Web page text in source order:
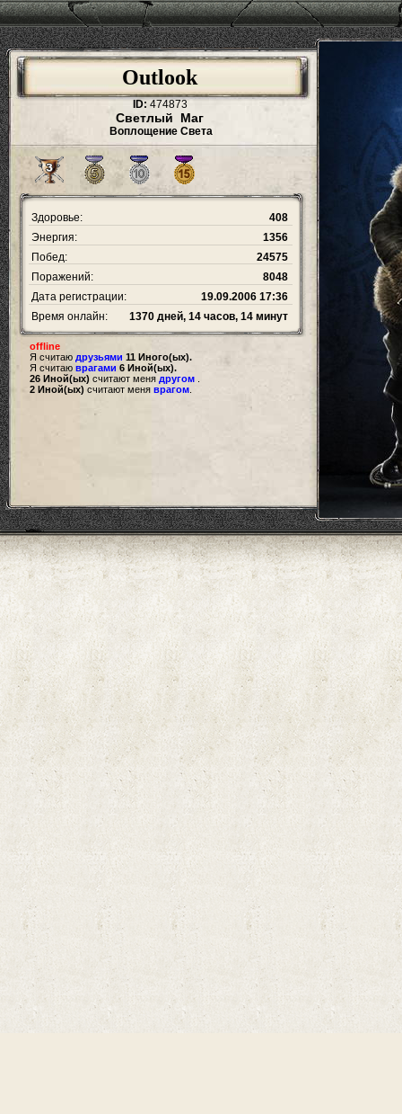
Outlook
ID: 474873
Светлый Маг
Воплощение Света
Здоровье:
408
Энергия:
1356
Побед:
24575
Поражений:
8048
Дата регистрации:
19.09.2006 17:36
Время онлайн:
1370 дней, 14 часов, 14 минут
offline
Я считаю друзьями 11 Иного(ых).
Я считаю врагами 6 Иной(ых).
26 Иной(ых) считают меня другом
2 Иной(ых) считают меня врагом